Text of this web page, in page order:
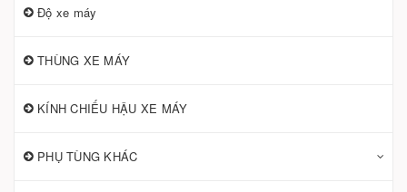
Độ xe máy
THÙNG XE MÁY
KÍNH CHIẾU HẬU XE MÁY
PHỤ TÙNG KHÁC